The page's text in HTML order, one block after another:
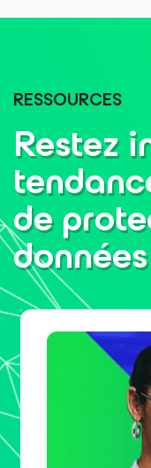
RESSOURCES
Restez
de
données